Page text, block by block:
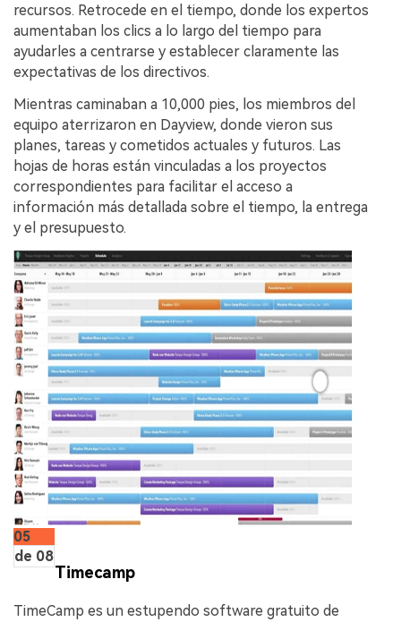
recursos. Retrocede en el tiempo, donde los expertos
aumentaban los clics a lo largo del tiempo para
ayudarles a centrarse y establecer claramente las
expectativas de los directivos.
Mientras caminaban a 10,000 pies, los miembros del
equipo aterrizaron en Dayview, donde vieron sus
planes, tareas y cometidos actuales y futuros. Las
hojas de horas están vinculadas a los proyectos
correspondientes para facilitar el acceso a
información más detallada sobre el tiempo, la entrega
y el presupuesto.
05
de 08
Timecamp
TimeCamp es un estupendo software gratuito de